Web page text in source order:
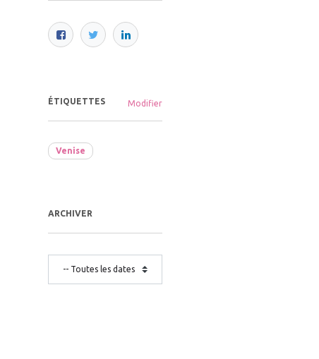
ÉTIQUETTES Modifier
Venise
ARCHIVER